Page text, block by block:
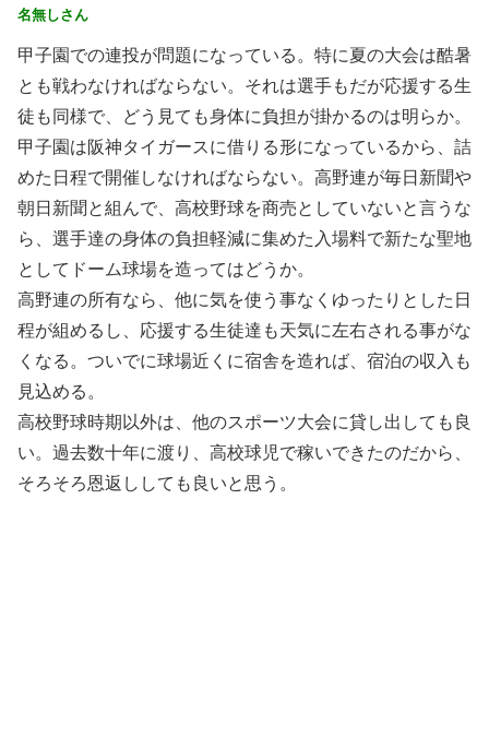
名無しさん
甲子園での連投が問題になっている。特に夏の大会は酷暑
とも戦わなければならない。それは選手もだが応援する生
徒も同様で、どう見ても身体に負担が掛かるのは明らか。
甲子園は阪神タイガースに借りる形になっているから、詰
めた日程で開催しなければならない。高野連が毎日新聞や
朝日新聞と組んで、高校野球を商売としていないと言うな
ら、選手達の身体の負担軽減に集めた入場料で新たな聖地
としてドーム球場を造ってはどうか。
高野連の所有なら、他に気を使う事なくゆったりとした日
程が組めるし、応援する生徒達も天気に左右される事がな
くなる。ついでに球場近くに宿舎を造れば、宿泊の収入も
見込める。
高校野球時期以外は、他のスポーツ大会に貸し出しても良
い。過去数十年に渡り、高校球児で稼いできたのだから、
そろそろ恩返ししても良いと思う。